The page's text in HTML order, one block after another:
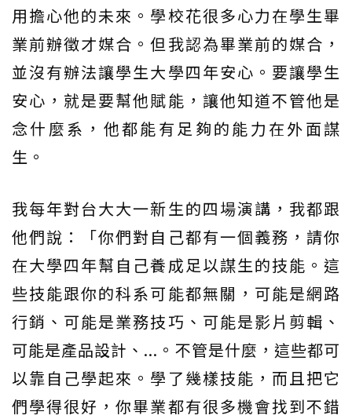
用擔心他的未來。學校花很多心力在學生畢
業前辦徵才媒合。但我認為畢業前的媒合，
並沒有辦法讓學生大學四年安心。要讓學生
安心，就是要幫他賦能，讓他知道不管他是
念什麼系，他都能有足夠的能力在外面謀
生。
我每年對台大大一新生的四場演講，我都跟
他們說：「你們對自己都有一個義務，請你
在大學四年幫自己養成足以謀生的技能。這
些技能跟你的科系可能都無關，可能是網路
行銷、可能是業務技巧、可能是影片剪輯、
可能是產品設計、...。不管是什麼，這些都可
以靠自己學起來。學了幾樣技能，而且把它
們學得很好，你畢業都有很多機會找到不錯